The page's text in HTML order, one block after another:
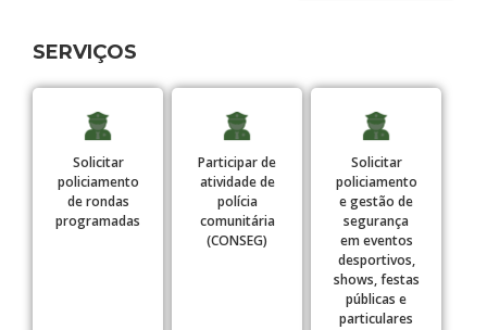
SERVIÇOS
Solicitar
policiamento
de rondas
programadas
Participar de
atividade de
polícia
comunitária
(CONSEG)
Solicitar
policiamento
e gestão de
segurança
em eventos
desportivos,
shows, festas
públicas e
particulares